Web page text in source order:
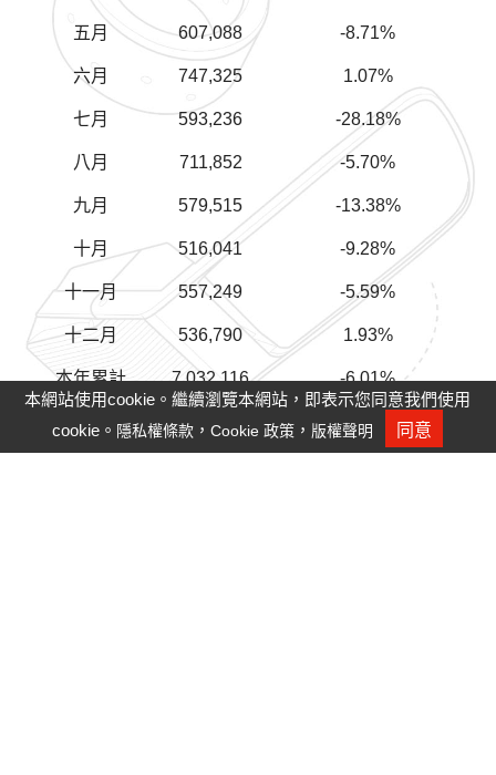
五月 607,088 -8.71%
六月 747,325 1.07%
七月 593,236 -28.18%
八月 711,852 -5.70%
九月 579,515 -13.38%
十月 516,041 -9.28%
十一月 557,249 -5.59%
十二月 536,790 1.93%
本年累計 7,032,116 -6.01%
*以上數字係內部結算，未經會計師查核。
人才招募
本網站使用cookie。繼續瀏覽本網站，即表示您同意我們使用
cookie。 隱私權條款 ，Cookie 政策 ， 版權聲明 同意